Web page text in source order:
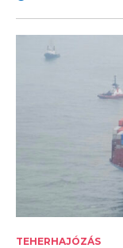
TEHERHAJÓZÁS